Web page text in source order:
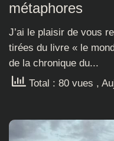
métaphores
J’ai le plaisir de vous
tirées du livre « le
de la chronique du...
Total : 80 vues ,